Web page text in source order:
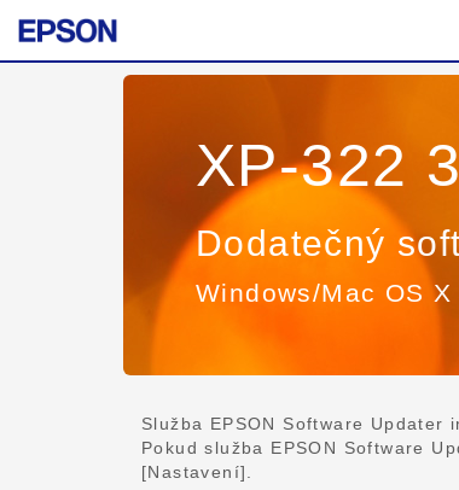
XP-322
Dodatečný
Windows/Mac OS X
Služba EPSON Software
Pokud služba EPSON Software
[Nastavení].